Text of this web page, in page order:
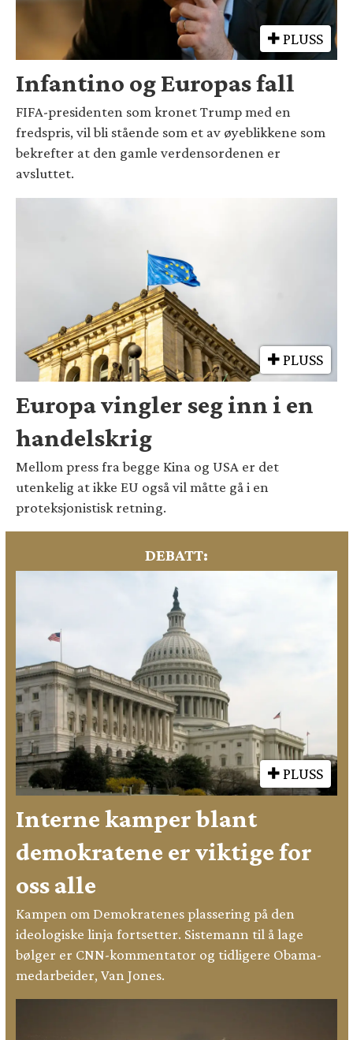
PLUSS
Infantino og Europas fall
FIFA-presidenten som kronet Trump med en
fredspris, vil bli stående som et av øyeblikkene som
bekrefter at den gamle verdensordenen er
avsluttet.
PLUSS
Europa vingler seg inn i en
handelskrig
Mellom press fra begge Kina og USA er det
utenkelig at ikke EU også vil måtte gå i en
proteksjonistisk retning.
DEBATT:
PLUSS
Interne kamper blant
demokratene er viktige for
oss alle
Kampen om Demokratenes plassering på den
ideologiske linja fortsetter. Sistemann til å lage
bølger er CNN-kommentator og tidligere Obama-
medarbeider, Van Jones.